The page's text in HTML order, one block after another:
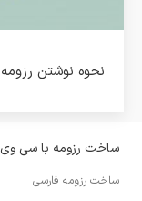
نحوه نوشتن
ساخت رزومه با سی وی
ساخت رزومه فارسی